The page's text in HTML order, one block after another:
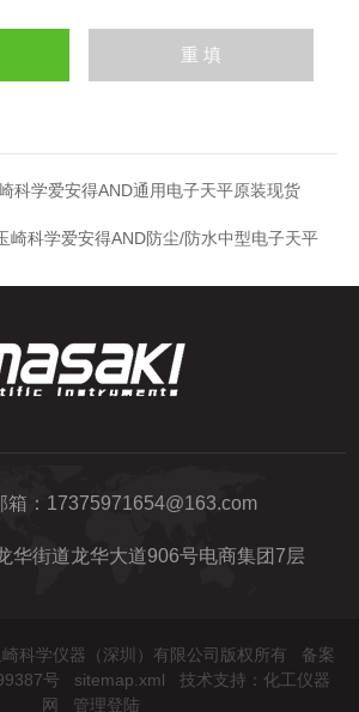
科学爱安得AND通用电子天平原装现货
崎科学爱安得AND防尘/防水中型电子天平
箱： 17375971654@163.com
华街道龙华大道906号电商集团7层
科学仪器（深圳）有限公司版权所有 备案
号
sitemap.xml 技术支持： 化工仪器
网
管理登陆